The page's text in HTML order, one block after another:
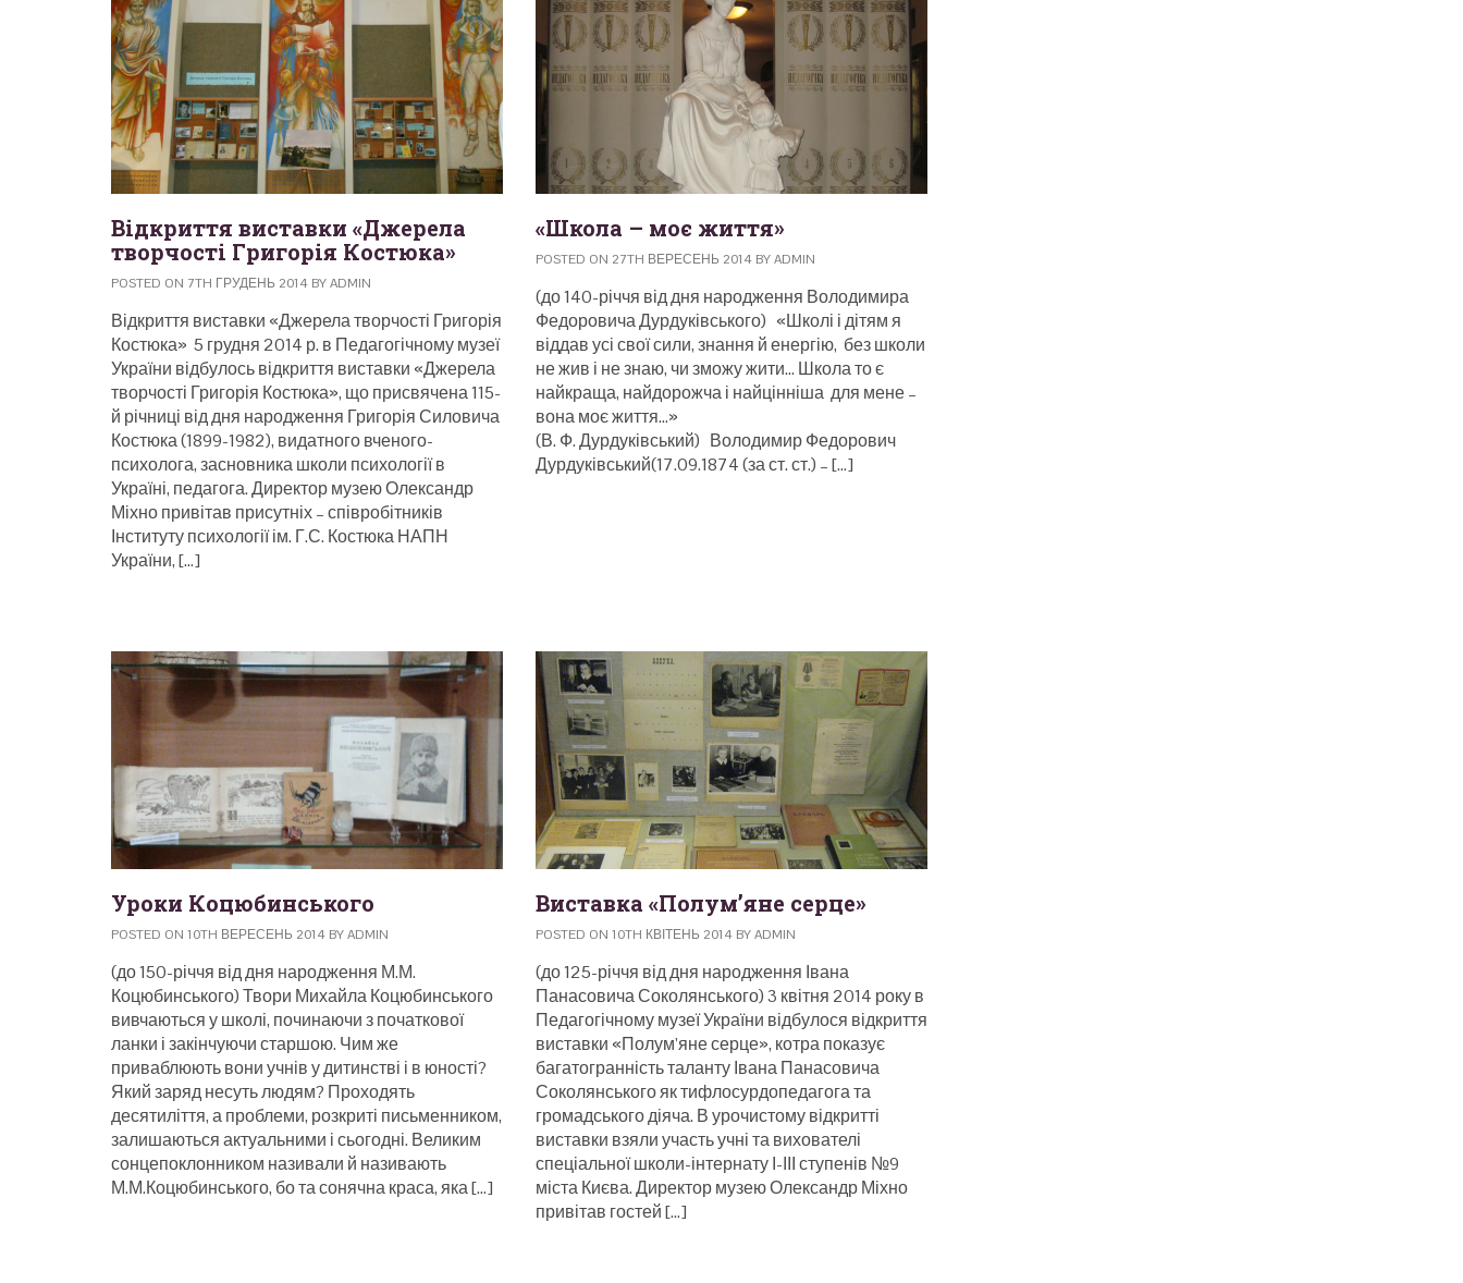
Відкриття виставки «Джерела
творчості Григорія Костюка»
POSTED ON 7TH ГРУДЕНЬ 2014 BY ADMIN
Відкриття виставки «Джерела творчості Григорія
Костюка» 5 грудня 2014 р. в Педагогічному музеї
України відбулось відкриття виставки «Джерела
творчості Григорія Костюка», що присвячена 115-
й річниці від дня народження Григорія Силовича
Костюка (1899-1982), видатного вченого-
психолога, засновника школи психології в
Україні, педагога. Директор музею Олександр
Міхно привітав присутніх – співробітників
Інституту психології ім. Г.С. Костюка НАПН
України, […]
«Школа – моє життя»
POSTED ON 27TH ВЕРЕСЕНЬ 2014 BY ADMIN
(до 140-річчя від дня народження Володимира
Федоровича Дурдуківського) «Школі і дітям я
віддав усі свої сили, знання й енергію, без школи
не жив і не знаю, чи зможу жити… Школа то є
найкраща, найдорожча і найцінніша для мене –
вона моє життя…»
(В. Ф. Дурдуківський) Володимир Федорович
Дурдуківський(17.09.1874 (за ст. ст.) – […]
Уроки Коцюбинського
POSTED ON 10TH ВЕРЕСЕНЬ 2014 BY ADMIN
(до 150-річчя від дня народження М.М.
Коцюбинського) Твори Михайла Коцюбинського
вивчаються у школі, починаючи з початкової
ланки і закінчуючи старшою. Чим же
приваблюють вони учнів у дитинстві і в юності?
Який заряд несуть людям? Проходять
десятиліття, а проблеми, розкриті письменником,
залишаються актуальними і сьогодні. Великим
сонцепоклонником називали й називають
М.М.Коцюбинського, бо та сонячна краса, яка […]
Виставка «Полум’яне серце»
POSTED ON 10TH КВІТЕНЬ 2014 BY ADMIN
(до 125-річчя від дня народження Івана
Панасовича Соколянського) 3 квітня 2014 року в
Педагогічному музеї України відбулося відкриття
виставки «Полум’яне серце», котра показує
багатогранність таланту Івана Панасовича
Соколянського як тифлосурдопедагога та
громадського діяча. В урочистому відкритті
виставки взяли участь учні та вихователі
спеціальної школи-інтернату І-ІІІ ступенів №9
міста Києва. Директор музею Олександр Міхно
привітав гостей […]